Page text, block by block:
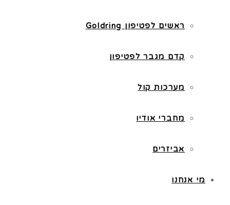
ראשים לפטיפון Goldring
קדם מגבר לפטיפון
מערכות קול
מחברי אודיו
אביזרים
מי אנחנו